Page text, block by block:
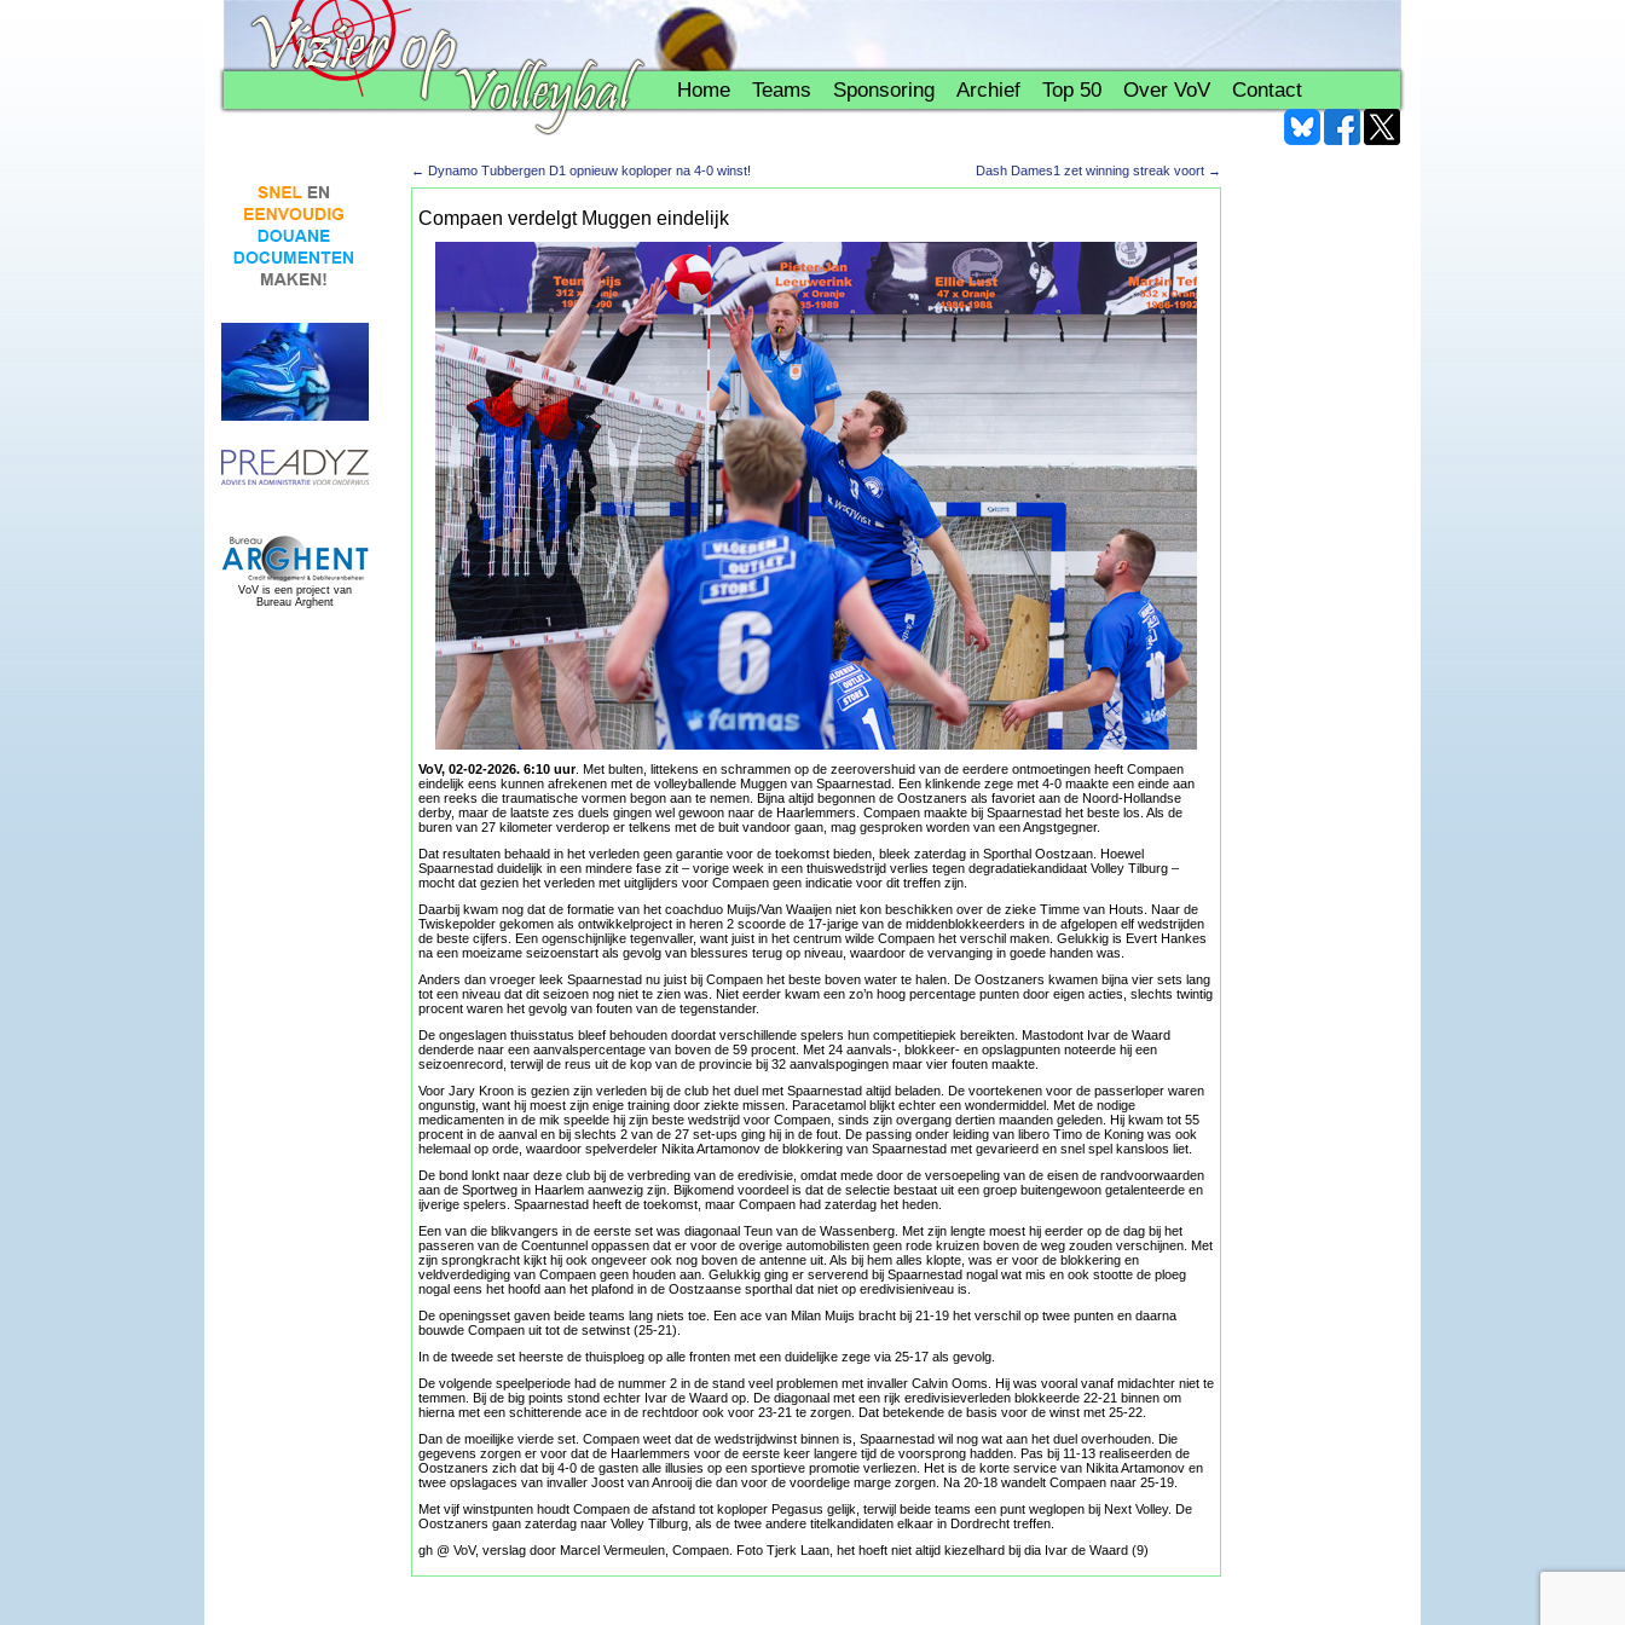
Home Teams Sponsoring Archief Top 50 Over VoV Contact
VoV is een project van
Bureau Arghent
← Dynamo Tubbergen D1 opnieuw koploper na 4-0 winst! Dash Dames1 zet winning streak voort →
Compaen verdelgt Muggen eindelijk
VoV, 02-02-2026. 6:10 uur. Met bulten, littekens en schrammen op de zeerovershuid van de eerdere ontmoetingen heeft Compaen
eindelijk eens kunnen afrekenen met de volleyballende Muggen van Spaarnestad. Een klinkende zege met 4-0 maakte een einde aan
een reeks die traumatische vormen begon aan te nemen. Bijna altijd begonnen de Oostzaners als favoriet aan de Noord-Hollandse
derby, maar de laatste zes duels gingen wel gewoon naar de Haarlemmers. Compaen maakte bij Spaarnestad het beste los. Als de
buren van 27 kilometer verderop er telkens met de buit vandoor gaan, mag gesproken worden van een Angstgegner.
Dat resultaten behaald in het verleden geen garantie voor de toekomst bieden, bleek zaterdag in Sporthal Oostzaan. Hoewel
Spaarnestad duidelijk in een mindere fase zit – vorige week in een thuiswedstrijd verlies tegen degradatiekandidaat Volley Tilburg –
mocht dat gezien het verleden met uitglijders voor Compaen geen indicatie voor dit treffen zijn.
Daarbij kwam nog dat de formatie van het coachduo Muijs/Van Waaijen niet kon beschikken over de zieke Timme van Houts. Naar de
Twiskepolder gekomen als ontwikkelproject in heren 2 scoorde de 17-jarige van de middenblokkeerders in de afgelopen elf wedstrijden
de beste cijfers. Een ogenschijnlijke tegenvaller, want juist in het centrum wilde Compaen het verschil maken. Gelukkig is Evert Hankes
na een moeizame seizoenstart als gevolg van blessures terug op niveau, waardoor de vervanging in goede handen was.
Anders dan vroeger leek Spaarnestad nu juist bij Compaen het beste boven water te halen. De Oostzaners kwamen bijna vier sets lang
tot een niveau dat dit seizoen nog niet te zien was. Niet eerder kwam een zo’n hoog percentage punten door eigen acties, slechts twintig
procent waren het gevolg van fouten van de tegenstander.
De ongeslagen thuisstatus bleef behouden doordat verschillende spelers hun competitiepiek bereikten. Mastodont Ivar de Waard
denderde naar een aanvalspercentage van boven de 59 procent. Met 24 aanvals-, blokkeer- en opslagpunten noteerde hij een
seizoenrecord, terwijl de reus uit de kop van de provincie bij 32 aanvalspogingen maar vier fouten maakte.
Voor Jary Kroon is gezien zijn verleden bij de club het duel met Spaarnestad altijd beladen. De voortekenen voor de passerloper waren
ongunstig, want hij moest zijn enige training door ziekte missen. Paracetamol blijkt echter een wondermiddel. Met de nodige
medicamenten in de mik speelde hij zijn beste wedstrijd voor Compaen, sinds zijn overgang dertien maanden geleden. Hij kwam tot 55
procent in de aanval en bij slechts 2 van de 27 set-ups ging hij in de fout. De passing onder leiding van libero Timo de Koning was ook
helemaal op orde, waardoor spelverdeler Nikita Artamonov de blokkering van Spaarnestad met gevarieerd en snel spel kansloos liet.
De bond lonkt naar deze club bij de verbreding van de eredivisie, omdat mede door de versoepeling van de eisen de randvoorwaarden
aan de Sportweg in Haarlem aanwezig zijn. Bijkomend voordeel is dat de selectie bestaat uit een groep buitengewoon getalenteerde en
ijverige spelers. Spaarnestad heeft de toekomst, maar Compaen had zaterdag het heden.
Een van die blikvangers in de eerste set was diagonaal Teun van de Wassenberg. Met zijn lengte moest hij eerder op de dag bij het
passeren van de Coentunnel oppassen dat er voor de overige automobilisten geen rode kruizen boven de weg zouden verschijnen. Met
zijn sprongkracht kijkt hij ook ongeveer ook nog boven de antenne uit. Als bij hem alles klopte, was er voor de blokkering en
veldverdediging van Compaen geen houden aan. Gelukkig ging er serverend bij Spaarnestad nogal wat mis en ook stootte de ploeg
nogal eens het hoofd aan het plafond in de Oostzaanse sporthal dat niet op eredivisieniveau is.
De openingsset gaven beide teams lang niets toe. Een ace van Milan Muijs bracht bij 21-19 het verschil op twee punten en daarna
bouwde Compaen uit tot de setwinst (25-21).
In de tweede set heerste de thuisploeg op alle fronten met een duidelijke zege via 25-17 als gevolg.
De volgende speelperiode had de nummer 2 in de stand veel problemen met invaller Calvin Ooms. Hij was vooral vanaf midachter niet te
temmen. Bij de big points stond echter Ivar de Waard op. De diagonaal met een rijk eredivisieverleden blokkeerde 22-21 binnen om
hierna met een schitterende ace in de rechtdoor ook voor 23-21 te zorgen. Dat betekende de basis voor de winst met 25-22.
Dan de moeilijke vierde set. Compaen weet dat de wedstrijdwinst binnen is, Spaarnestad wil nog wat aan het duel overhouden. Die
gegevens zorgen er voor dat de Haarlemmers voor de eerste keer langere tijd de voorsprong hadden. Pas bij 11-13 realiseerden de
Oostzaners zich dat bij 4-0 de gasten alle illusies op een sportieve promotie verliezen. Het is de korte service van Nikita Artamonov en
twee opslagaces van invaller Joost van Anrooij die dan voor de voordelige marge zorgen. Na 20-18 wandelt Compaen naar 25-19.
Met vijf winstpunten houdt Compaen de afstand tot koploper Pegasus gelijk, terwijl beide teams een punt weglopen bij Next Volley. De
Oostzaners gaan zaterdag naar Volley Tilburg, als de twee andere titelkandidaten elkaar in Dordrecht treffen.
gh @ VoV, verslag door Marcel Vermeulen, Compaen. Foto Tjerk Laan, het hoeft niet altijd kiezelhard bij dia Ivar de Waard (9)